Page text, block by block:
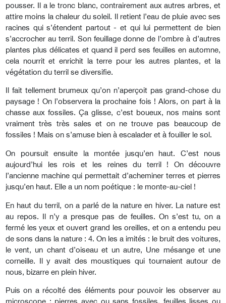
pousser. Il a le tronc blanc, contrairement aux autres arbres, et
attire moins la chaleur du soleil. Il retient l’eau de pluie avec ses
racines qui s’étendent partout - et qui lui permettent de bien
s’accrocher au terril. Son feuillage donne de l’ombre à d’autres
plantes plus délicates et quand il perd ses feuilles en automne,
cela nourrit et enrichit la terre pour les autres plantes, et la
végétation du terril se diversifie.
Il fait tellement brumeux qu’on n’aperçoit pas grand-chose du
paysage ! On l’observera la prochaine fois ! Alors, on part à la
chasse aux fossiles. Ça glisse, c’est boueux, nos mains sont
vraiment très très sales et on ne trouve pas beaucoup de
fossiles ! Mais on s’amuse bien à escalader et à fouiller le sol.
On poursuit ensuite la montée jusqu’en haut. C’est nous
aujourd’hui les rois et les reines du terril ! On découvre
l’ancienne machine qui permettait d’acheminer terres et pierres
jusqu’en haut. Elle a un nom poétique : le monte-au-ciel !
En haut du terril, on a parlé de la nature en hiver. La nature est
au repos. Il n’y a presque pas de feuilles. On s’est tu, on a
fermé les yeux et ouvert grand les oreilles, et on a entendu peu
de sons dans la nature : 4. On les a imités : le bruit des voitures,
le vent, un chant d’oiseau et un autre, Une mésange et une
corneille. Il y avait des moustiques qui tournaient autour de
nous, bizarre en plein hiver.
Puis on a récolté des éléments pour pouvoir les observer au